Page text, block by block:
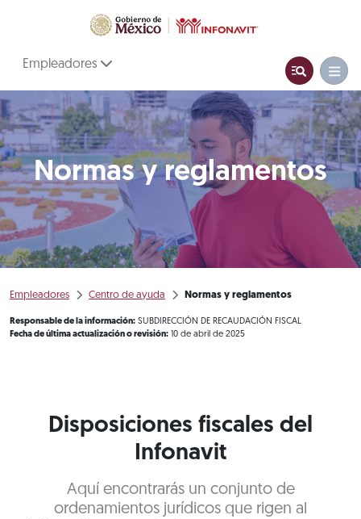
Empleadores
Normas y reglamentos
Empleadores Centro de ayuda Normas y reglamentos
Responsable de la información: SUBDIRECCIÓN DE RECAUDACIÓN FISCAL
Fecha de última actualización o revisión: 10 de abril de 2025
Disposiciones fiscales del
Infonavit
Aquí encontrarás un conjunto de
ordenamientos jurídicos que rigen al